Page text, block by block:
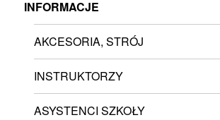
INFORMACJE
AKCESORIA, STRÓJ
INSTRUKTORZY
ASYSTENCI SZKOŁY